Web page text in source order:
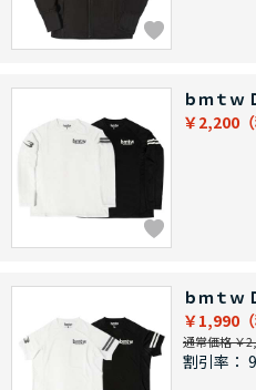
ｂｍｔｗ
￥2,200
ｂｍｔｗ
￥1,990
通常価格 ￥
割引率：